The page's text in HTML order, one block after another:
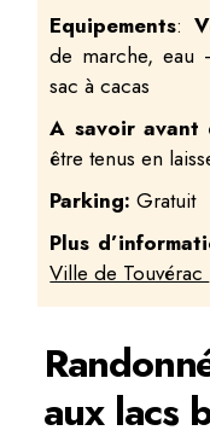
Equipements:
de marche, eau
sac à cacas
A savoir
être tenus en
Parking:Gratuit
Plus
Ville de Touvérac
aux lacs